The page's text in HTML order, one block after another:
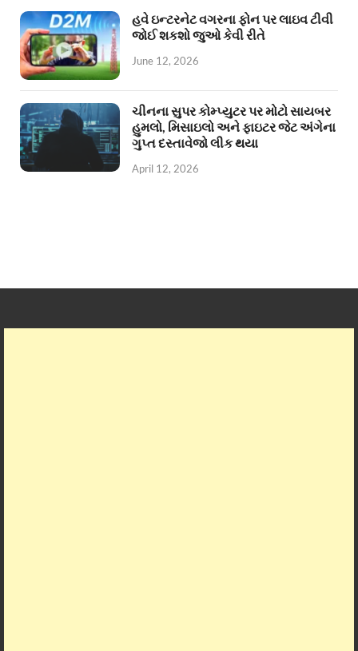
હવે ઇન્ટરનેટ વગરના ફોન પર લાઇવ ટીવી
જોઈ શકશો જુઓ કેવી રીતે
June 12, 2026
ચીનના સુપર કોમ્પ્યુટર પર મોટો સાયબર
હુમલો, મિસાઇલો અને ફાઇટર જેટ અંગેના
ગુપ્ત દસ્તાવેજો લીક થયા
April 12, 2026